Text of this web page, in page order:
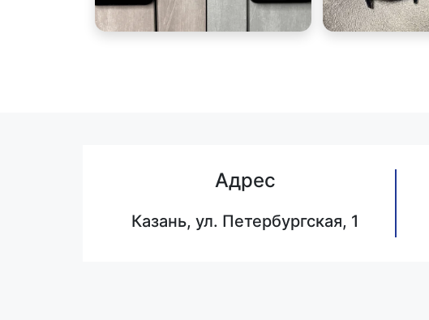
Адрес
Казань, ул. Петербургская, 1